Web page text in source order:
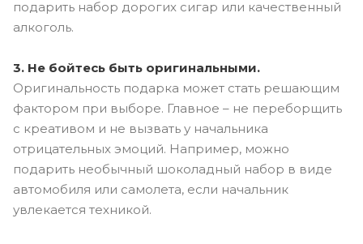
подарить набор дорогих сигар или качественный
алкоголь.
3. Не бойтесь быть оригинальными.
Оригинальность подарка может стать решающим
фактором при выборе. Главное – не переборщить
с креативом и не вызвать у начальника
отрицательных эмоций. Например, можно
подарить необычный шоколадный набор в виде
автомобиля или самолета, если начальник
увлекается техникой.